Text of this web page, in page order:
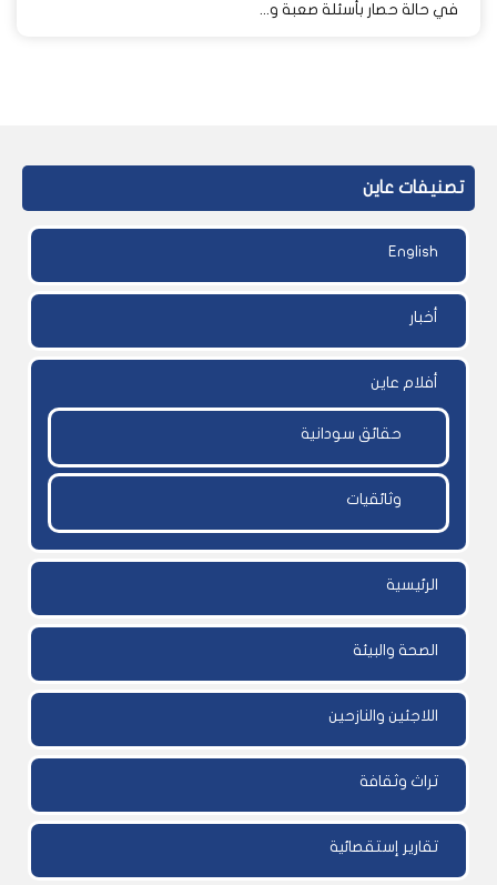
في حالة حصار بأسئلة صعبة و...
تصنيفات عاين
English
أخبار
أفلام عاين
حقائق سودانية
وثائقيات
الرئيسية
الصحة والبيئة
اللاجئين والنازحين
تراث وثقافة
تقارير إستقصائية